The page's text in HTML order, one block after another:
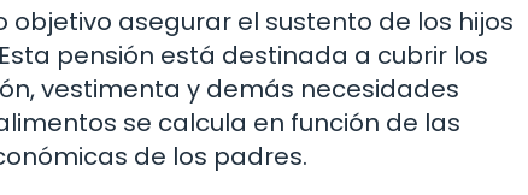
asegurar el sustento de los hijos
pensión está destinada a cubrir los
vestimenta y demás necesidades
se calcula en función de las
de los padres.